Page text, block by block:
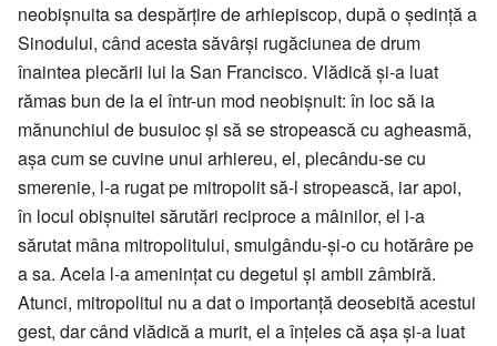
neobișnuita sa despărțire de arhiepiscop, după o ședință a
Sinodului, când acesta săvârși rugăciunea de drum
înaintea plecării lui la San Francisco. Vlădică şi-a luat
rămas bun de la el într-un mod neobișnuit: în loc să ia
mănunchiul de busuioc și să se stropească cu agheasmă,
așa cum se cuvine unui arhiereu, el, plecându-se cu
smerenie, l-a rugat pe mitropolit să-l stropească, iar apoi,
în locul obișnuitei sărutări reciproce a mâinilor, el i-a
sărutat mâna mitropolitului, smulgându-și-o cu hotărâre pe
a sa. Acela l-a amenințat cu degetul și ambii zâmbiră.
Atunci, mitropolitul nu a dat o importanță deosebită acestui
gest, dar când vlădică a murit, el a înțeles că așa și-a luat